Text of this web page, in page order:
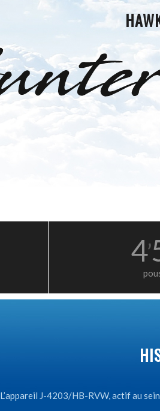
4’
L’appareil J-4203/HB-RVW, actif au